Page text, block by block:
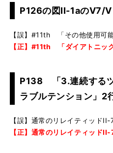
P126の図II-1aのV7/V
【誤】#11th 「その他使用可
【正】#11th 「ダイアトニッ
P138 「3.連続する
ラブルテンション」2
【誤】通常のリレイティッド
【正】通常のリレイティッド